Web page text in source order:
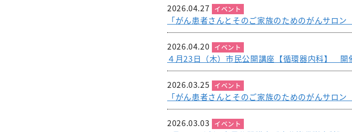
2026.04.27 イベント
「がん患者さんとそのご家族のためのがんサロ
2026.04.20 イベント
４月23日（木）市民公開講座【循環器内科】 開
2026.03.25 イベント
「がん患者さんとそのご家族のためのがんサロ
2026.03.03 イベント